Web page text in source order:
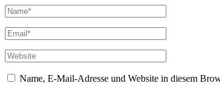
Name, E-Mail-Adresse und Website in diesem